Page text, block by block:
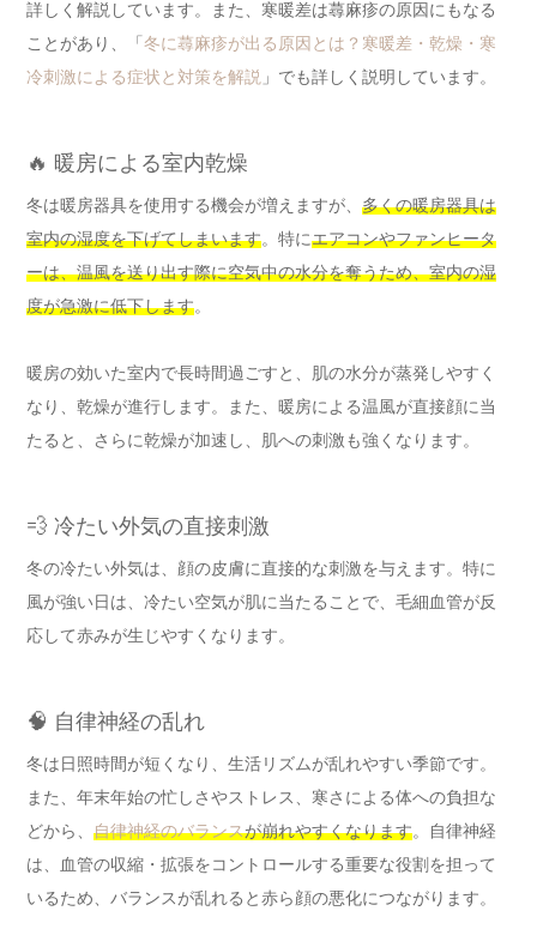
詳しく解説しています。また、寒暖差は蕁麻疹の原因にもなる
ことがあり、「 冬に蕁麻疹が出る原因とは？寒暖差・乾燥・寒
冷刺激による症状と対策を解説 」でも詳しく説明しています。
🔥 暖房による室内乾燥
冬は暖房器具を使用する機会が増えますが、 多くの暖房器具は
室内の湿度を下げてしまいます。特にエアコンやファンヒータ
ーは、温風を送り出す際に空気中の水分を奪うため、室内の湿
度が急激に低下します。
暖房の効いた室内で長時間過ごすと、肌の水分が蒸発しやすく
なり、乾燥が進行します。また、暖房による温風が直接顔に当
たると、さらに乾燥が加速し、肌への刺激も強くなります。
💨 冷たい外気の直接刺激
冬の冷たい外気は、顔の皮膚に直接的な刺激を与えます。特に
風が強い日は、冷たい空気が肌に当たることで、毛細血管が反
応して赤みが生じやすくなります。
🧠 自律神経の乱れ
冬は日照時間が短くなり、生活リズムが乱れやすい季節です。
また、年末年始の忙しさやストレス、寒さによる体への負担な
どから、 自律神経のバランスが崩れやすくなります。自律神経
は、血管の収縮・拡張をコントロールする重要な役割を担って
いるため、バランスが乱れると赤ら顔の悪化につながります。